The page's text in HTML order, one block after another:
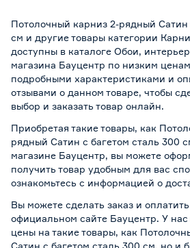
Потолочный карниз 2-рядный Сатин
см и другие товары категории
доступны в каталоге Обои,
магазина Бауцентр по низким
подробными характеристиками и
отзывами о данном товаре, чтобы
выбор и заказать товар онлайн.
Приобретая такие товары, как
рядный Сатин с багетом сталь 300
магазине Бауцентр, вы можете
получить товар удобным для вас
ознакомьтесь с информацией о
Вы можете сделать заказ и
официальном сайте Бауцентр. У нас
цены на такие товары, как
Сатин с багетом сталь 300 см, но и